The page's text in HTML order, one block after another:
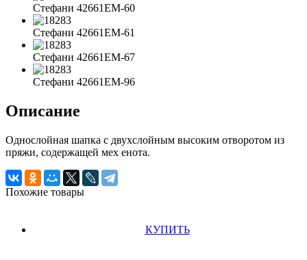
Стефани 42661EM-60
Стефани 42661EM-61
Стефани 42661EM-67
Стефани 42661EM-96
Описание
Однослойная шапка с двухслойным высоким отворотом из
пряжи, содержащей мех енота.
Похожие товары
КУПИТЬ